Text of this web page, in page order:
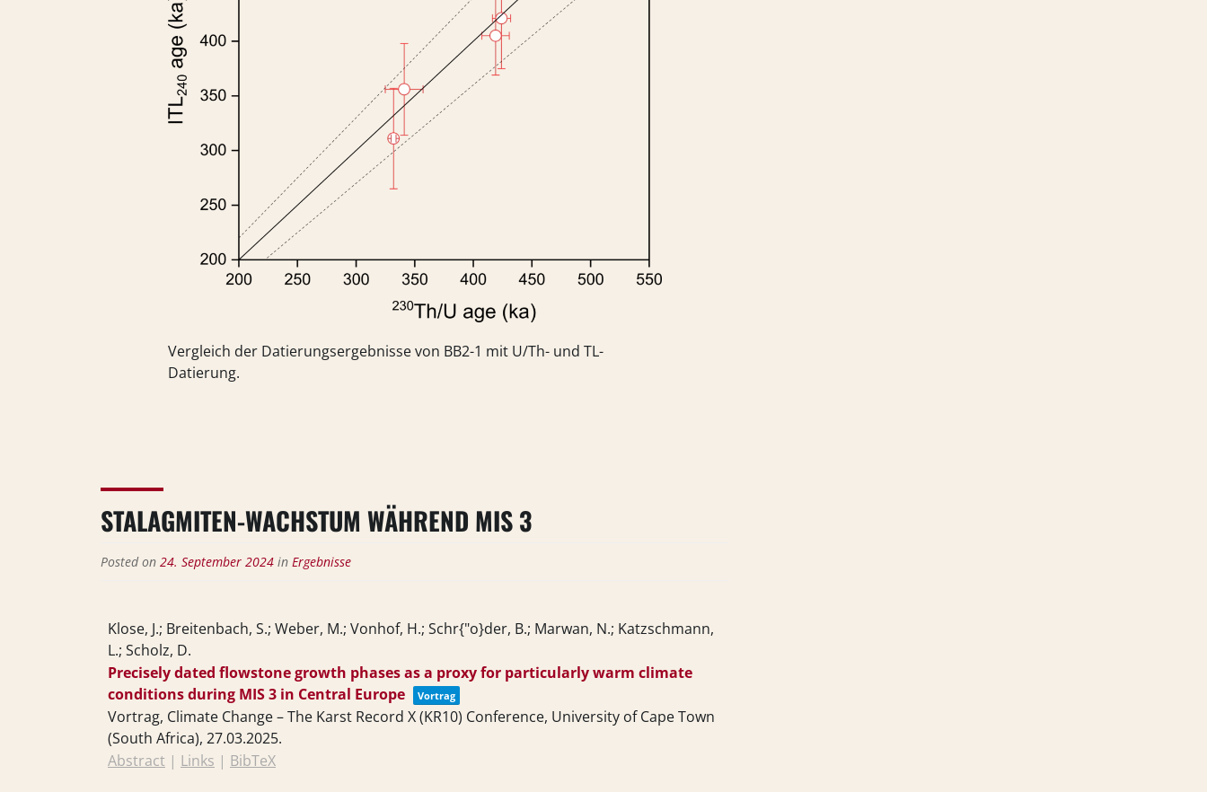
Vergleich der Datierungsergebnisse von BB2-1 mit U/Th- und TL-
Datierung.
STALAGMITEN-WACHSTUM WÄHREND MIS 3
Posted on 24. September 2024 in Ergebnisse
Klose, J.; Breitenbach, S.; Weber, M.; Vonhof, H.; Schr{"o}der, B.; Marwan, N.; Katzschmann,
L.; Scholz, D.
Precisely dated flowstone growth phases as a proxy for particularly warm climate
conditions during MIS 3 in Central Europe
Vortrag
Vortrag, Climate Change – The Karst Record X (KR10) Conference, University of Cape Town
(South Africa), 27.03.2025.
Abstract | Links | BibTeX